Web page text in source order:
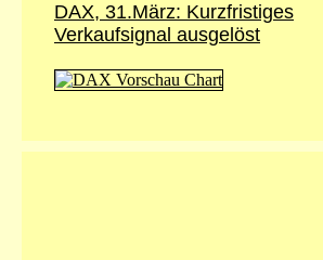
DAX, 31.März: Kurzfristiges
Verkaufsignal ausgelöst